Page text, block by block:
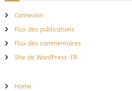
Connexion
Flux des publications
Flux des commentaires
Site de WordPress-FR
Home